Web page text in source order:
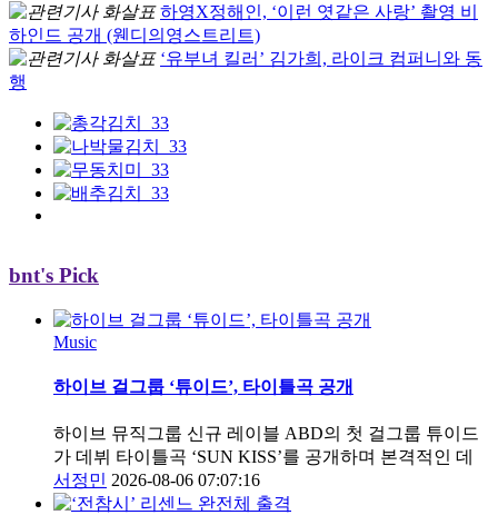
하영X정해인, ‘이런 엿같은 사랑’ 촬영 비
하인드 공개 (웬디의영스트리트)
‘유부녀 킬러’ 김가희, 라이크 컴퍼니와 동
행
bnt's Pick
Music
하이브 걸그룹 ‘튜이드’, 타이틀곡 공개
하이브 뮤직그룹 신규 레이블 ABD의 첫 걸그룹 튜이드
가 데뷔 타이틀곡 ‘SUN KISS’를 공개하며 본격적인 데
서정민 2026-08-06 07:07:16